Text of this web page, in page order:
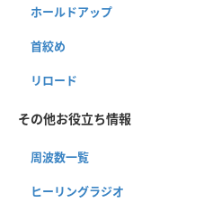
ホールドアップ
首絞め
リロード
その他お役立ち情報
周波数一覧
ヒーリングラジオ